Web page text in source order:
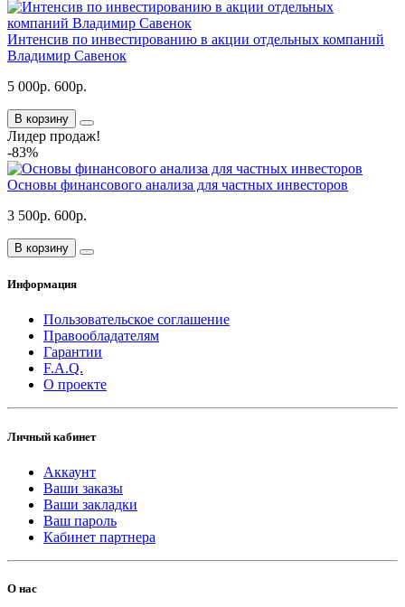
Интенсив по инвестированию в акции отдельных компаний
Владимир Савенок
5 000р. 600р.
В корзину
Лидер продаж!
-83%
Основы финансового анализа для частных инвесторов
3 500р. 600р.
В корзину
Информация
Пользовательское соглашение
Правообладателям
Гарантии
F.A.Q.
О проекте
Личный кабинет
Аккаунт
Ваши заказы
Ваши закладки
Ваш пароль
Кабинет партнера
О нас